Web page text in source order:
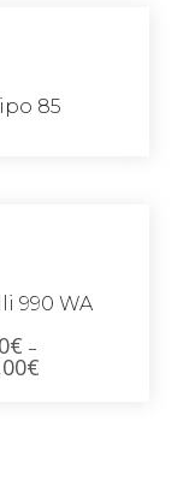
85
990 WA
€ –
€